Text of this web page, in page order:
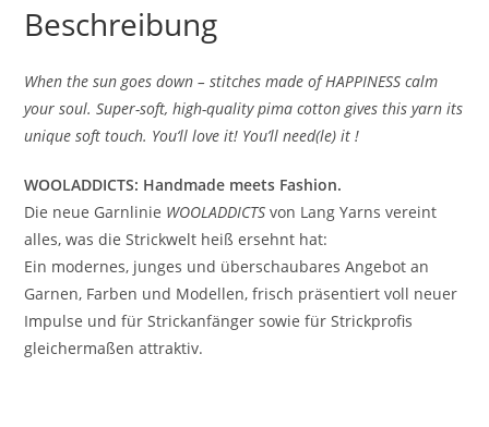
Beschreibung
When the sun goes down – stitches made of HAPPINESS calm
your soul. Super-soft, high-quality pima cotton gives this yarn its
unique soft touch. You‘ll love it! You’ll need(le) it !
WOOLADDICTS: Handmade meets Fashion.
Die neue Garnlinie WOOLADDICTS von Lang Yarns vereint
alles, was die Strickwelt heiß ersehnt hat:
Ein modernes, junges und überschaubares Angebot an
Garnen, Farben und Modellen, frisch präsentiert voll neuer
Impulse und für Strickanfänger sowie für Strickprofis
gleichermaßen attraktiv.